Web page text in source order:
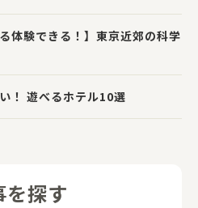
体験できる！】東京近郊の科学
！ 遊べるホテル10選
を探す